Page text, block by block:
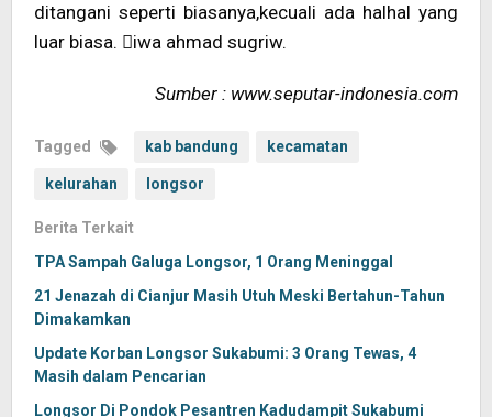
ditangani seperti biasanya,kecuali ada halhal yang
luar biasa. iwa ahmad sugriw.
Sumber : www.seputar-indonesia.com
Tagged kab bandung kecamatan
kelurahan longsor
Berita Terkait
TPA Sampah Galuga Longsor, 1 Orang Meninggal
21 Jenazah di Cianjur Masih Utuh Meski Bertahun-Tahun
Dimakamkan
Update Korban Longsor Sukabumi: 3 Orang Tewas, 4
Masih dalam Pencarian
Longsor Di Pondok Pesantren Kadudampit Sukabumi